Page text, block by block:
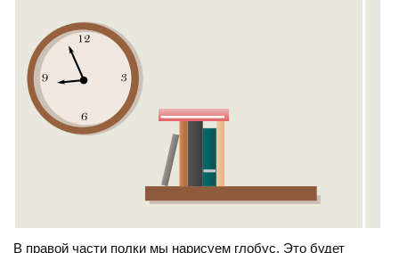
В правой части полки мы нарисуем глобус. Это будет